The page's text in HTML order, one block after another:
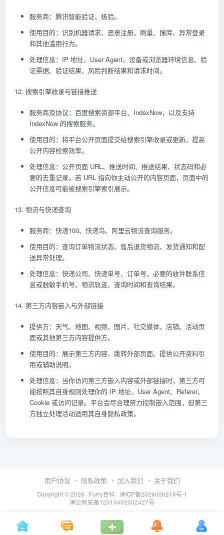
服务商：腾讯智能验证、极验。
使用目的：识别机器请求、恶意注册、刷量、撞库、异常登录
和其他滥用行为。
处理信息：IP 地址、User Agent、设备或浏览器环境信息、验
证票据、验证结果、风险判断结果和请求时间。
12. 搜索引擎收录与链接推送
服务商及协议：百度搜索资源平台、IndexNow，以及支持
IndexNow 的搜索服务。
使用目的：将平台公开页面提交给搜索引擎收录或更新，提高
公开内容检索效率。
处理信息：公开页面 URL、推送时间、推送结果、状态码和必
要的去重记录。若 URL 指向你主动公开的内容页面，页面中的
公开信息可能被搜索引擎索引展示。
13. 物流与快递查询
服务商：快递100、快递鸟、阿里云物流查询服务。
使用目的：查询订单物流状态、售后退货物流、发货通知和配
送异常处理。
处理信息：快递公司、快递单号、订单号、必要的收件联系信
息或脱敏手机号、物流轨迹、查询时间和查询结果。
14. 第三方内容嵌入与外部链接
提供方：天气、地图、视频、图片、社交媒体、店铺、活动页
面或其他第三方内容提供方。
使用目的：展示第三方内容、跳转外部页面、提供公开资料引
用或辅助说明。
处理信息：当你访问第三方嵌入内容或外部链接时，第三方可
能按照其自身规则处理你的 IP 地址、User Agent、Referer、
Cookie 或访问记录。平台会尽合理努力控制嵌入范围，但第三
方独立处理活动适用其自身隐私政策。
用户协议 隐私政策 加入我们 关于我们
Copyright © 2026 · Furry百科 · 津ICP备2026000218号-1
津公网安备12010402002427号